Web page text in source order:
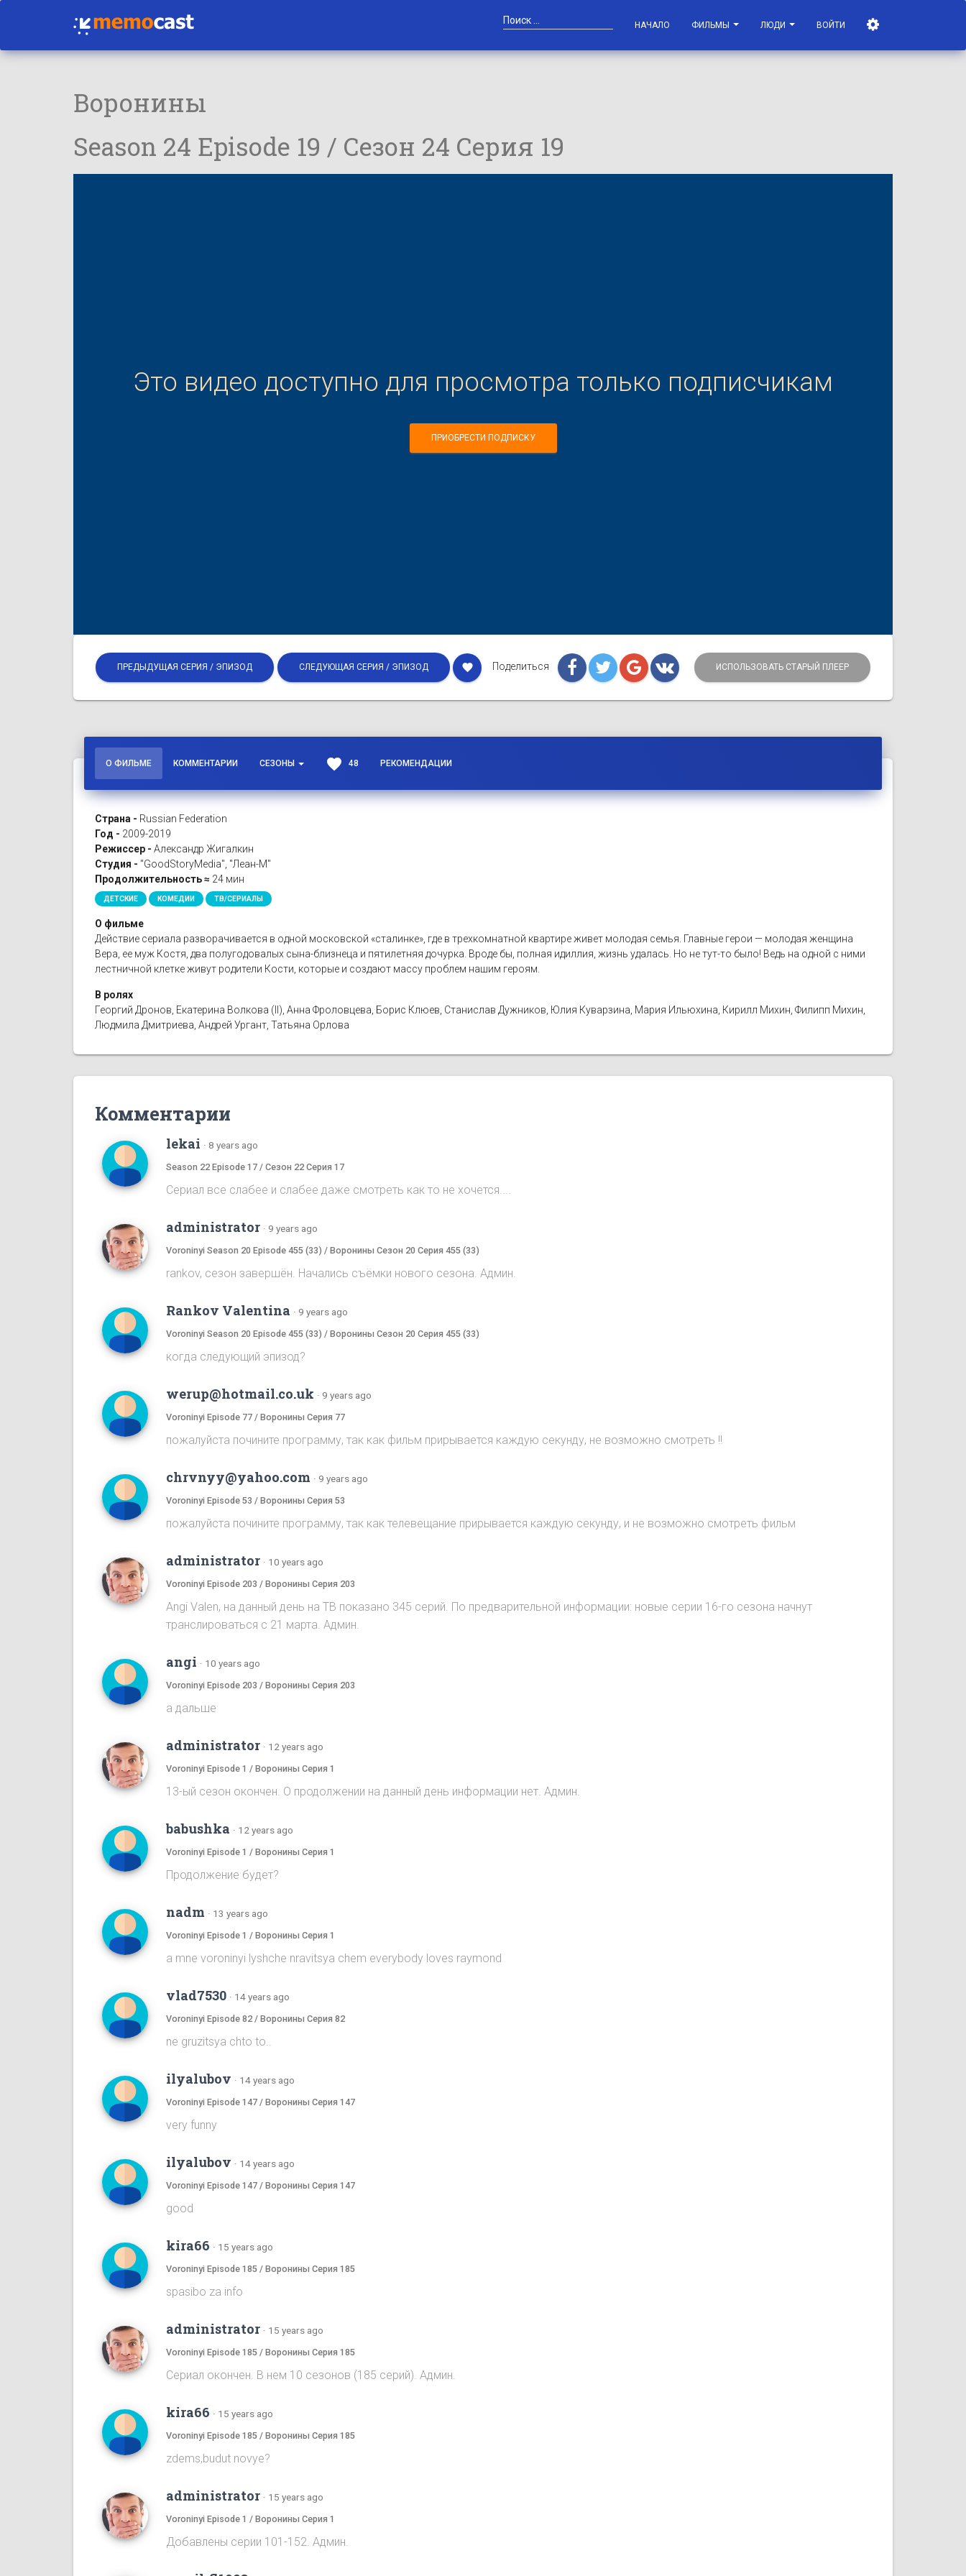
НАЧАЛО ФИЛЬМЫ ЛЮДИ ВОЙТИ
Воронины
Season 24 Episode 19 / Сезон 24 Серия 19
Это видео доступно для просмотра только подписчикам
ПРИОБРЕСТИ ПОДПИСКУ
ПРЕДЫДУЩАЯ СЕРИЯ / ЭПИЗОД СЛЕДУЮЩАЯ СЕРИЯ / ЭПИЗОД favorite Поделиться ИСПОЛЬЗОВАТЬ СТАРЫЙ ПЛЕЕР
О ФИЛЬМЕ КОММЕНТАРИИ СЕЗОНЫ favorite 48 РЕКОМЕНДАЦИИ
Страна - Russian Federation
Год - 2009-2019
Режиссер - Александр Жигалкин
Студия - "GoodStoryMedia", "Леан-М"
Продолжительность ≈ 24 мин
ДЕТСКИЕ КОМЕДИИ ТВ/СЕРИАЛЫ
О фильме
Действие сериала разворачивается в одной московской «сталинке», где в трехкомнатной квартире живет молодая семья. Главные герои — молодая женщина
Вера, ее муж Костя, два полугодовалых сына-близнеца и пятилетняя дочурка. Вроде бы, полная идиллия, жизнь удалась. Но не тут-то было! Ведь на одной с ними
лестничной клетке живут родители Кости, которые и создают массу проблем нашим героям.
В ролях
Георгий Дронов, Екатерина Волкова (II), Анна Фроловцева, Борис Клюев, Станислав Дужников, Юлия Куварзина, Мария Ильюхина, Кирилл Михин, Филипп Михин,
Людмила Дмитриева, Андрей Ургант, Татьяна Орлова
Комментарии
lekai · 8 years ago
Season 22 Episode 17 / Сезон 22 Серия 17
Сериал все слабее и слабее даже смотреть как то не хочется....
administrator · 9 years ago
Voroninyi Season 20 Episode 455 (33) / Воронины Сезон 20 Серия 455 (33)
rankov, сезон завершён. Начались съёмки нового сезона. Админ.
Rankov Valentina · 9 years ago
Voroninyi Season 20 Episode 455 (33) / Воронины Сезон 20 Серия 455 (33)
когда следующий эпизод?
werup@hotmail.co.uk · 9 years ago
Voroninyi Episode 77 / Воронины Серия 77
пожалуйста почините программу, так как фильм прирывается каждую секунду, не возможно смотреть !!
chrvnyy@yahoo.com · 9 years ago
Voroninyi Episode 53 / Воронины Серия 53
пожалуйста почините программу, так как телевещание прирывается каждую секунду, и не возможно смотреть фильм
administrator · 10 years ago
Voroninyi Episode 203 / Воронины Серия 203
Angi Valen, на данный день на ТВ показано 345 серий. По предварительной информации: новые серии 16-го сезона начнут
транслироваться с 21 марта. Админ.
angi · 10 years ago
Voroninyi Episode 203 / Воронины Серия 203
а дальше
administrator · 12 years ago
Voroninyi Episode 1 / Воронины Серия 1
13-ый сезон окончен. О продолжении на данный день информации нет. Админ.
babushka · 12 years ago
Voroninyi Episode 1 / Воронины Серия 1
Продолжение будет?
nadm · 13 years ago
Voroninyi Episode 1 / Воронины Серия 1
a mne voroninyi lyshche nravitsya chem everybody loves raymond
vlad7530 · 14 years ago
Voroninyi Episode 82 / Воронины Серия 82
ne gruzitsya chto to..
ilyalubov · 14 years ago
Voroninyi Episode 147 / Воронины Серия 147
very funny
ilyalubov · 14 years ago
Voroninyi Episode 147 / Воронины Серия 147
good
kira66 · 15 years ago
Voroninyi Episode 185 / Воронины Серия 185
spasibo za info
administrator · 15 years ago
Voroninyi Episode 185 / Воронины Серия 185
Сериал окончен. В нем 10 сезонов (185 серий). Админ.
kira66 · 15 years ago
Voroninyi Episode 185 / Воронины Серия 185
zdems,budut novye?
administrator · 15 years ago
Voroninyi Episode 1 / Воронины Серия 1
Добавлены серии 101-152. Админ.